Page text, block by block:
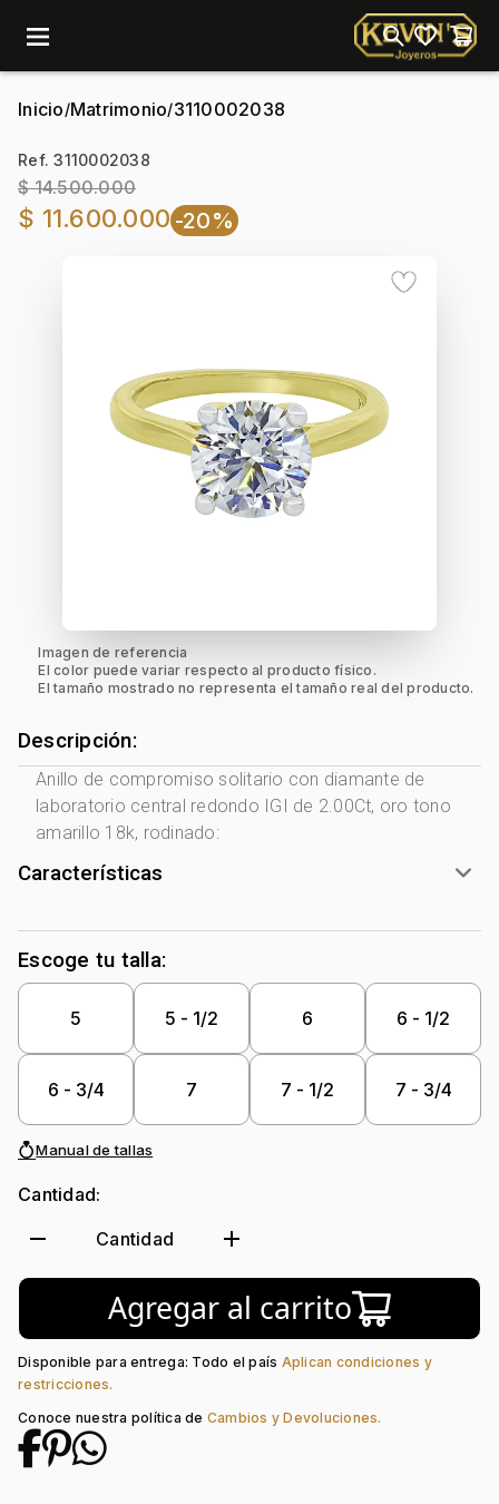
menu
Inicio/Matrimonio/3110002038
Ref. 3110002038
$ 14.500.000
$ 11.600.000 -20%
Imagen de referencia
El color puede variar respecto al producto físico.
El tamaño mostrado no representa el tamaño real del producto.
Descripción:
Anillo de compromiso solitario con diamante de
laboratorio central redondo IGI de 2.00Ct, oro tono
amarillo 18k, rodinado:
Características
Tono Metal: Amarillo
Metal: Oro 18 Kilates
Peso piedra central:
Piedra central:
Diamante Laboratorio
Escoge tu talla:
5 5 - 1/2 6 6 - 1/2
6 - 3/4 7 7 - 1/2 7 - 3/4
Manual de tallas
Cantidad:
remove Cantidad add
Agregar al carrito
Disponible para entrega: Todo el país Aplican condiciones y
restricciones.
Conoce nuestra política de Cambios y Devoluciones.